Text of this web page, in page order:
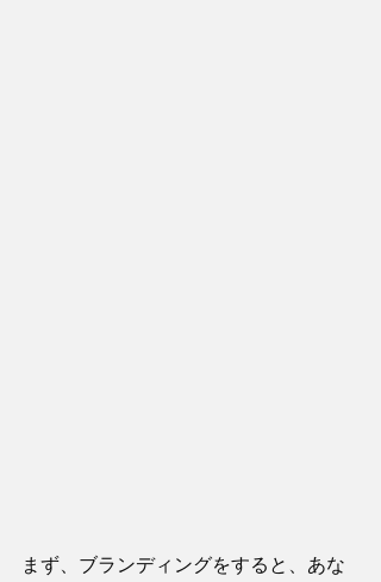
まず、ブランディングをすると、あな